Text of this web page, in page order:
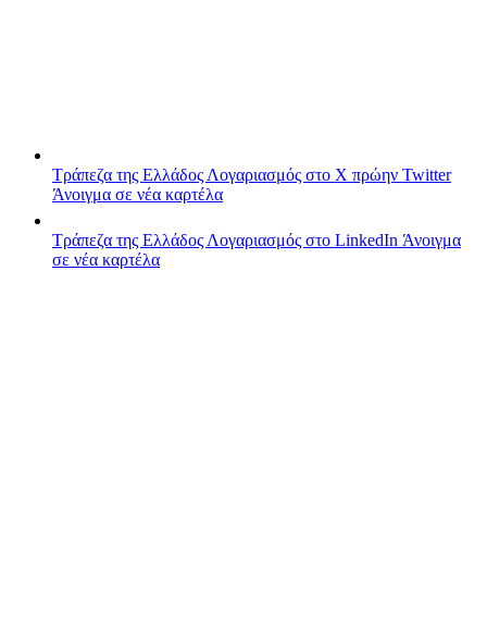
Τράπεζα της Ελλάδος Λογαριασμός στο X πρώην Twitter
Άνοιγμα σε νέα καρτέλα
Τράπεζα της Ελλάδος Λογαριασμός στο LinkedIn Άνοιγμα
σε νέα καρτέλα